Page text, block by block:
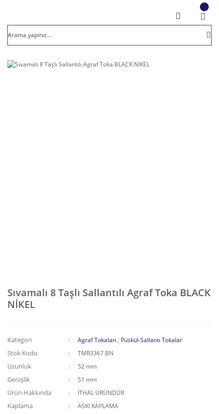
Sıvamalı 8 Taşlı Sallantılı Agraf Toka BLACK
NİKEL
Kategori Agraf Tokaları , Püskül-Sallantı Tokalar
Stok Kodu TMR3367 BN
Uzunluk 52 mm
Genişlik 51 mm
Ürün Hakkında İTHAL ÜRÜNDÜR
Kaplama ASKI KAPLAMA